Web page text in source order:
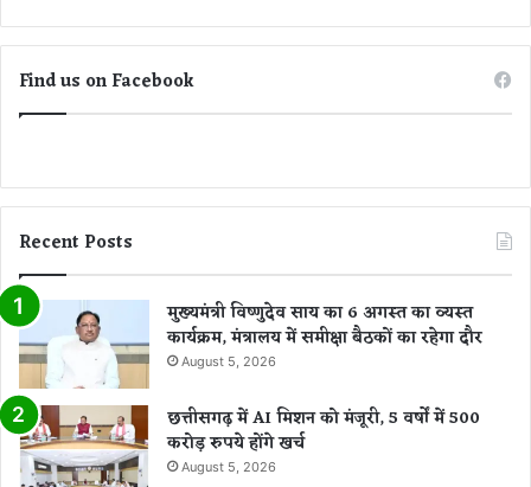
Find us on Facebook
Recent Posts
मुख्यमंत्री विष्णुदेव साय का 6 अगस्त का व्यस्त
कार्यक्रम, मंत्रालय में समीक्षा बैठकों का रहेगा दौर
August 5, 2026
छत्तीसगढ़ में AI मिशन को मंजूरी, 5 वर्षों में 500
करोड़ रुपये होंगे खर्च
August 5, 2026